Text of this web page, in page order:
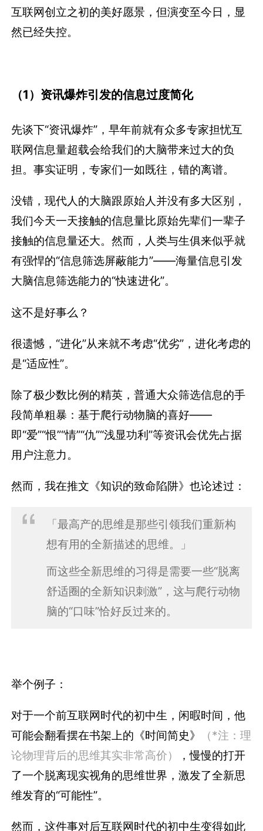
互联网创立之初的美好愿景，但演变至今日，显
然已经失控。
（1）资讯爆炸引发的信息过度简化
先谈下“资讯爆炸”，早年前就有众多专家担忧互
联网信息量超载会给我们的大脑带来过大的负
担。事实证明，专家们一如既往，错的离谱。
没错，现代人的大脑跟原始人并没有多大区别，
我们今天一天接触的信息量比原始先辈们一辈子
接触的信息量还大。然而，人类与生俱来似乎就
有强悍的“信息筛选屏蔽能力”——海量信息引发
大脑信息筛选能力的“快速进化”。
这不是好事么？
很遗憾，“进化”从来就不考虑“优劣”，进化考虑的
是“适应性”。
除了极少数比例的精英，普通大众筛选信息的手
段简单粗暴：基于爬行动物脑的喜好——
即“爱”“恨”“情”“仇”“浅显功利”等资讯会优先占据
用户注意力。
然而，我在推文《知识的致命陷阱》也论述过：
「最高产的思维是那些引领我们重新构
想有用的全新描述的思维。」
而这些全新思维的习得是需要一些“脱离
舒适圈的全新知识刺激”，这与爬行动物
脑的“口味”恰好反过来的。
举个例子：
对于一个前互联网时代的初中生，闲暇时间，他
可能会翻看摆在书架上的《时间简史》
（*注：理
论物理背后的思维其实非常高价）
，慢慢的打开
了一个脱离现实视角的思维世界，激发了全新思
维发育的“可能性”。
然而，这件事对后互联网时代的初中生变得如此